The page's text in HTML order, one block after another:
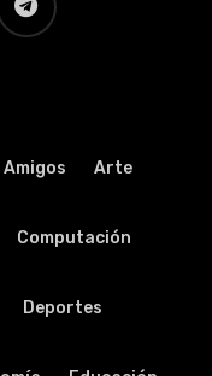
Amigos Arte
Computación
Deportes